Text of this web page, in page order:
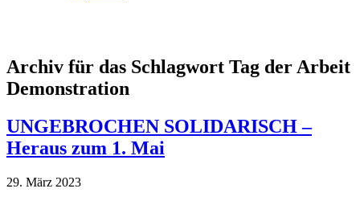
Archiv für das Schlagwort Tag der Arbeit
Demonstration
UNGEBROCHEN SOLIDARISCH –
Heraus zum 1. Mai
29. März 2023